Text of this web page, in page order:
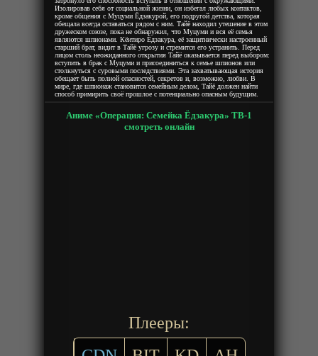
Изолировав себя от социальной жизни, он избегал любых контактов,
кроме общения с Муцуми Ёдзакурой, его подругой детства, которая
обещала всегда оставаться рядом с ним. Тайё находил утешение в этом
дружеском союзе, пока не обнаружил, что Муцуми и вся её семья
являются шпионами. Кёитиро Ёдзакура, её защитнически настроенный
старший брат, видит в Тайё угрозу и стремится его устранить. Перед
лицом столь неожиданного открытия Тайё оказывается перед выбором:
вступить в брак с Муцуми и присоединиться к семье шпионов или
столкнуться с суровыми последствиями. Эта захватывающая история
обещает быть полной опасностей, секретов и, возможно, любви. В
мире, где шпионаж становится семейным делом, Тайё должен найти
способ примирить своё прошлое с потенциально опасным будущим.
Аниме «Операция: Семейка Ёдзакура» ТВ-1
смотреть онлайн
Плееры: